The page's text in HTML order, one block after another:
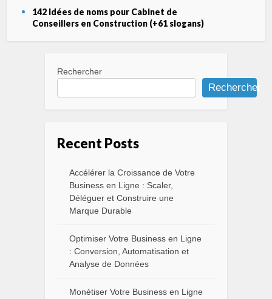
142 Idées de noms pour Cabinet de
Conseillers en Construction (+61 slogans)
Rechercher
Rechercher
Recent Posts
Accélérer la Croissance de Votre
Business en Ligne : Scaler,
Déléguer et Construire une
Marque Durable
Optimiser Votre Business en Ligne
: Conversion, Automatisation et
Analyse de Données
Monétiser Votre Business en Ligne